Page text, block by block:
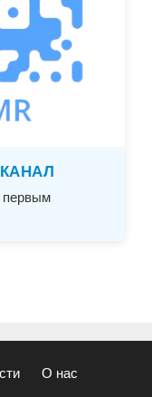
первым
О нас